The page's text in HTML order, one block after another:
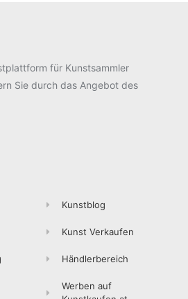
für Kunstsammler
Sie durch das Angebot des
Kunstblog
Kunst Verkaufen
Händlerbereich
Werben auf